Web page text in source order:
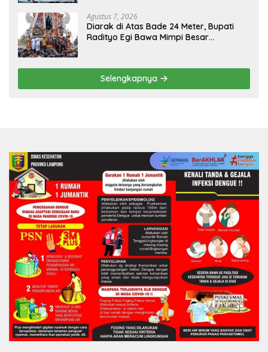
Agustus 7, 2026
Diarak di Atas Bade 24 Meter, Bupati
Radityo Egi Bawa Mimpi Besar
Selengkapnya